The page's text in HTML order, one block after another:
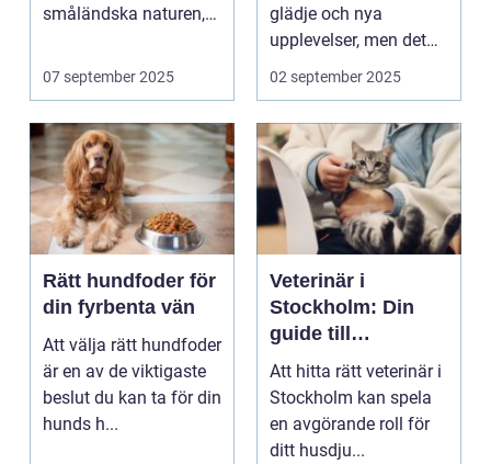
småländska naturen,
07 september 2025
glädje och nya
upplevelser, men det
st&aum...
02 september 2025
Rätt hundfoder för
din fyrbenta vän
Att välja rätt hundfoder
är en av de viktigaste
beslut du kan ta för din
hunds h...
Veterinär i
Stockholm: Din
guide till
djursjukvård i
huvudstaden
Att hitta rätt veterinär i
Stockholm kan spela
en avgörande roll för
ditt husdju...